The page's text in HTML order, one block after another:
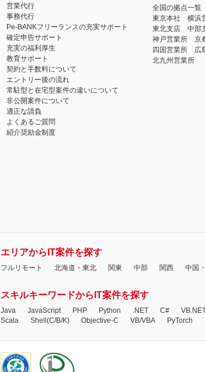
営業代行
事務代行
Pe-BANKフリーランスの充実サポート
確定申告サポート
充実の福利厚生
教育サポート
契約と手数料について
エントリー後の流れ
常駐型と在宅型案件の違いについて
非公開案件について
適正な請負
よくあるご質問
紹介奨励金制度
全国の拠点一覧
東京本社
横浜
東北支店
中部
神戸営業所
京
四国営業所
広
北九州営業所
エリアからIT案件を探す
フルリモート 北海道・東北 関東 中部 関西 中国
スキルキーワードからIT案件を探す
Java JavaScript PHP Python .NET C#
Scala
Shell(C/B/K) Objective-C VB/VBA PyTorch